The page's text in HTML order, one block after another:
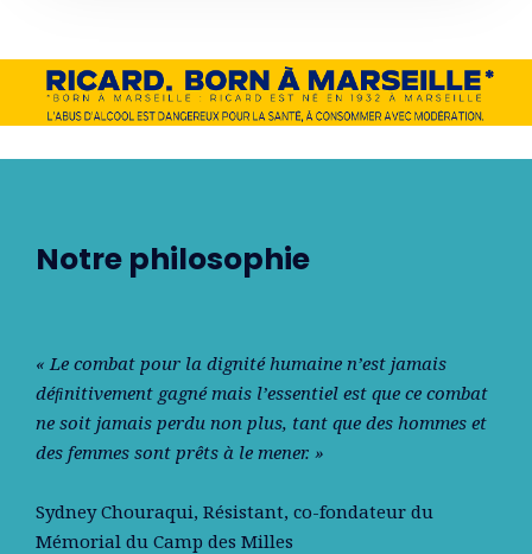
Notre philosophie
« Le combat pour la dignité humaine n’est jamais
déﬁnitivement gagné mais l’essentiel est que ce combat
ne soit jamais perdu non plus, tant que des hommes et
des femmes sont prêts à le mener. »
Sydney Chouraqui, Résistant, co-fondateur du
Mémorial du Camp des Milles